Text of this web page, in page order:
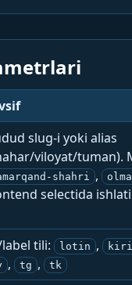
slug-i yoki alias
viloyat/tuman).
shahri ,
selectida
tili: lotin ,
, tg , tk